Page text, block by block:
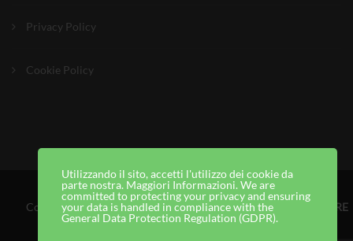
Privacy Policy
Cookie Policy
Copyright © 2025Creare WEB TV, Ideato e Realizzato da
CREARE
WEB TV
Utilizzando il sito, accetti l'utilizzo dei cookie da
parte nostra. Maggiori Informazioni. We are
committed to protecting your privacy and ensuring
your data is handled in compliance with the
General Data Protection Regulation (GDPR).